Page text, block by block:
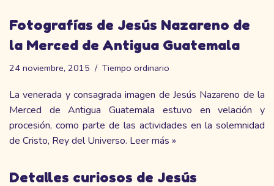
Fotografías de Jesús Nazareno de
la Merced de Antigua Guatemala
24 noviembre, 2015 Tiempo ordinario
La venerada y consagrada imagen de Jesús Nazareno de la
Merced de Antigua Guatemala estuvo en velación y
procesión, como parte de las actividades en la solemnidad
de Cristo, Rey del Universo. Leer más »
Detalles curiosos de Jesús